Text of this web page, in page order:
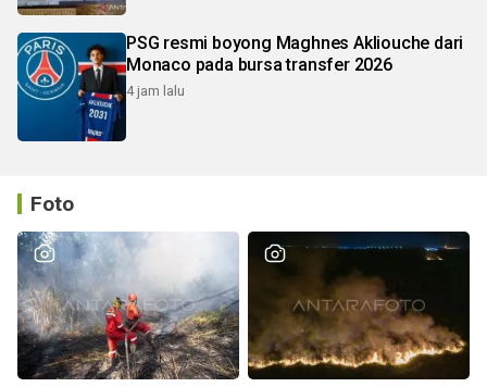
PSG resmi boyong Maghnes Akliouche dari
Monaco pada bursa transfer 2026
4 jam lalu
Foto